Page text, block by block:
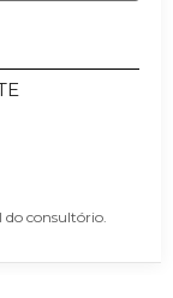
do consultório.